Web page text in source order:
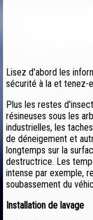
Lisez d'abord les
sécurité à la et tenez-
Plus les restes
résineuses sous les
industrielles, les
de déneigement et
longtemps sur la
destructrice. Les
intense par exemple,
soubassement du
Installation de lavage